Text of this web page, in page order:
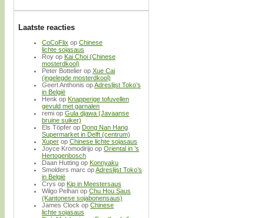
Laatste reacties
CoCoFlix op Chinese
lichte sojasaus
Roy op Kai Choi (Chinese
mosterdkool)
Peter Bottelier op Xue Cai
(ingelegde mosterdkool)
Geert Anthonis opAdreslijst Toko’s
in België
Henk op Knapperige tofuvellen
gevuld met garnalen
remi op Gula djawa (Javaanse
bruine suiker)
Els Töpfer op Dong Nan Hang
Supermarket in Delft (centrum)
Xuper op Chinese lichte sojasaus
Joyce Kromodirijo op Oriental in ’s
Hertogenbosch
Daan Hutting op Konnyaku
Smolders marc opAdreslijst Toko’s
in België
Crys op Kip in Meestersaus
Wilgo Pelhan op Chu Hou Saus
(Kantonese sojabonensaus)
James Clock op Chinese
lichte sojasaus